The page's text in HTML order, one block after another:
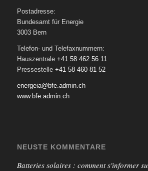
Postadresse:
Bundesamt für Energie
3003 Bern
Telefon- und Telefaxnummern:
Hauszentrale +41 58 462 56 11
Pressestelle +41 58 460 81 52
energeia@bfe.admin.ch
www.bfe.admin.ch
NEUSTE KOMMENTARE
Batteries solaires : comment s'informer